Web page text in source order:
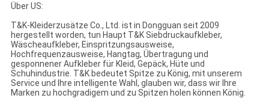
Über US:
T&K-Kleiderzusätze Co., Ltd. ist in Dongguan seit 2009
hergestellt worden, tun Haupt T&K Siebdruckaufkleber,
Wäscheaufkleber, Einspritzungsausweise,
Hochfrequenzausweise, Hangtag, Übertragung und
gesponnener Aufkleber für Kleid, Gepäck, Hüte und
Schuhindustrie. T&K bedeutet Spitze zu König, mit unserem
Service und Ihre intelligente Wahl, glauben wir, dass wir Ihre
Marken zu hochgradigem und zu Spitzen holen können König.